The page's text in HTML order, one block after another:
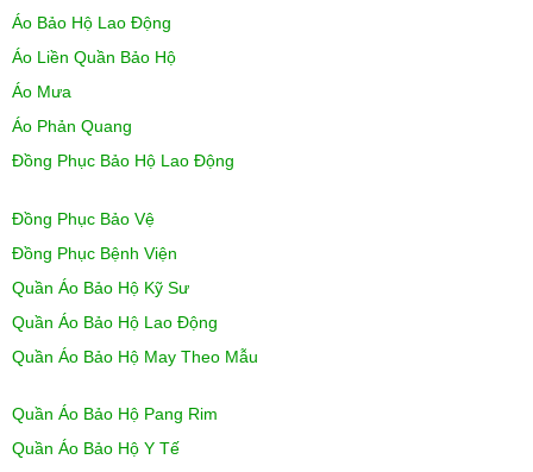
Áo Bảo Hộ Lao Động
Áo Liền Quần Bảo Hộ
Áo Mưa
Áo Phản Quang
Đồng Phục Bảo Hộ Lao Động
Đồng Phục Bảo Vệ
Đồng Phục Bệnh Viện
Quần Áo Bảo Hộ Kỹ Sư
Quần Áo Bảo Hộ Lao Động
Quần Áo Bảo Hộ May Theo Mẫu
Quần Áo Bảo Hộ Pang Rim
Quần Áo Bảo Hộ Y Tế